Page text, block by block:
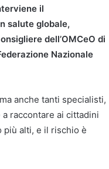
il
salute globale,
dell’OMCeO di
Nazionale
anche tanti specialisti,
raccontare ai cittadini
più alti, e il rischio è